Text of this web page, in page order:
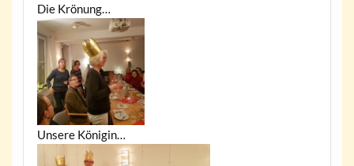
Die Krönung…
Unsere Königin…